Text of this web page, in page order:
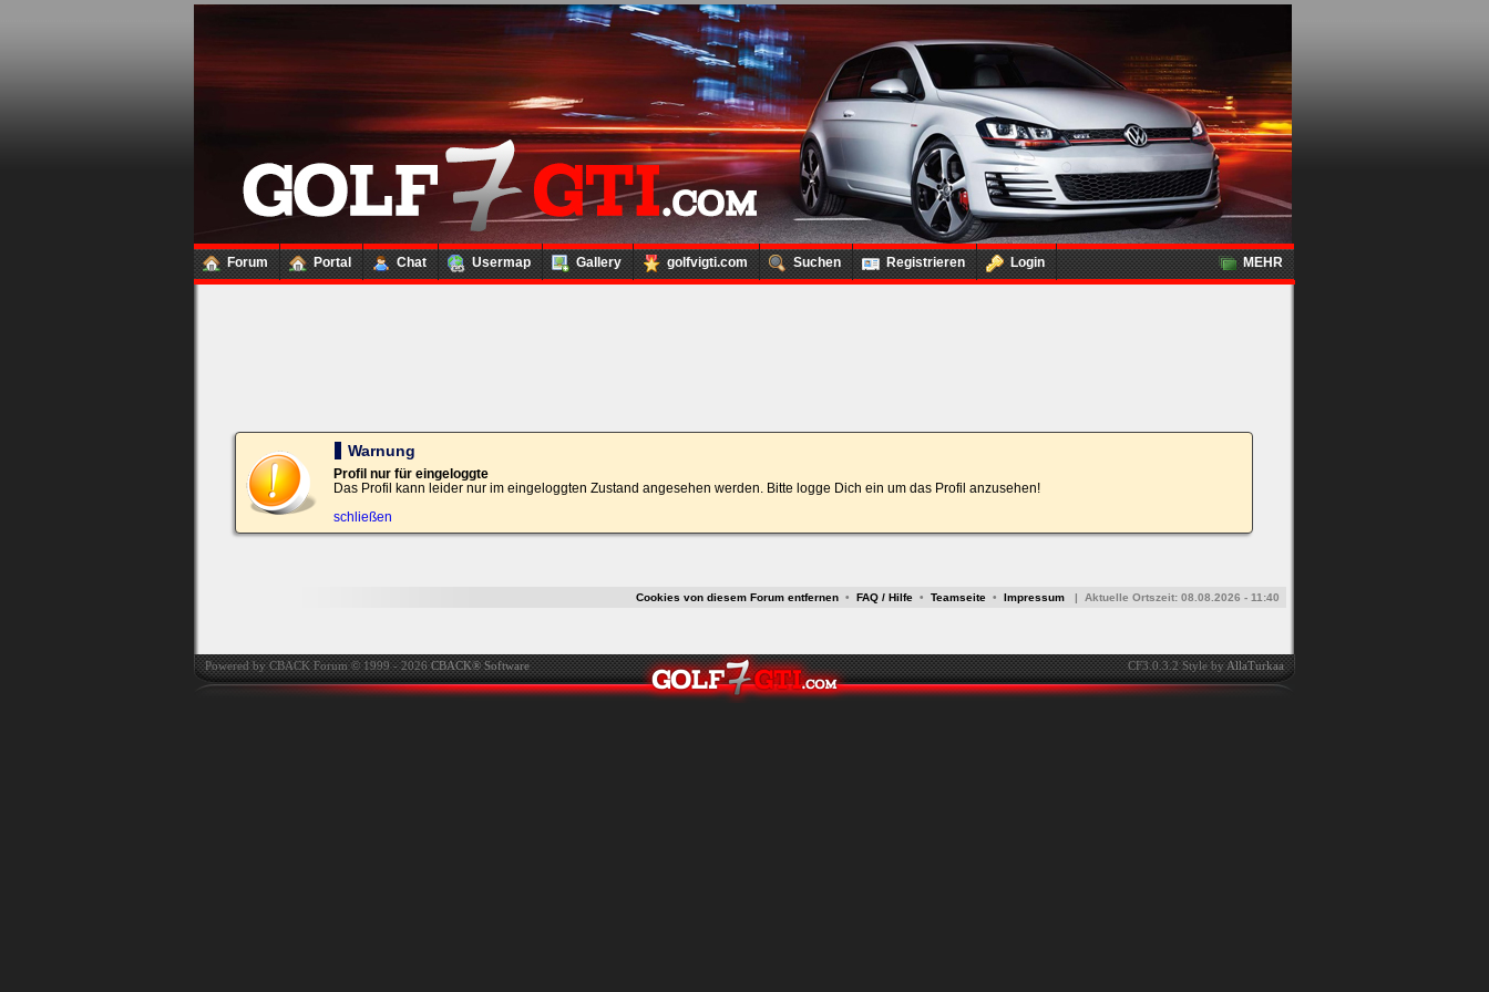
Forum Portal Chat Usermap Gallery golfvigti.com Suchen Registrieren Login MEHR
Loginbox
Trage
bitte
in
die
nachfolgenden
Felder
Deinen
Benutzernamen
und
Kennwort
ein,
um
Bei jedem Besuch
automatisch einloggen.
Warnung
Profil nur für eingeloggte
Das Profil kann leider nur im eingeloggten Zustand angesehen werden. Bitte logge Dich ein um das Profil anzusehen!
schließen
Cookies von diesem Forum entfernen • FAQ / Hilfe • Teamseite • Impressum | Aktuelle Ortszeit: 08.08.2026 - 11:40
Powered by CBACK Forum © 1999 - 2026CBACK® Software CF3.0.3.2 Style byAllaTurkaa